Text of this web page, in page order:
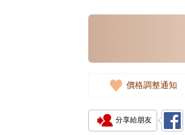
價格調整通知
分享給朋友